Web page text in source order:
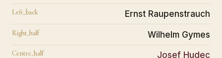
Left_back Ernst Raupenstrauch
Right_half Wilhelm Gymes
Centre_half Josef Hudec